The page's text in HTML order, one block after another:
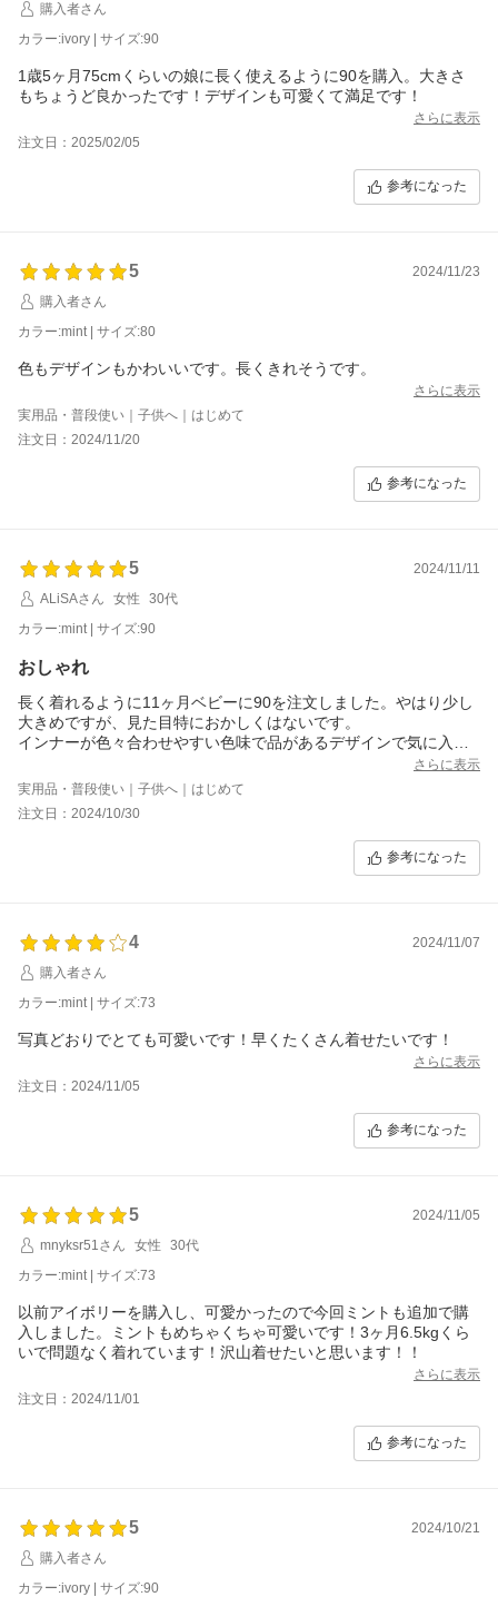
購入者さん
カラー:ivory | サイズ:90
1歳5ヶ月75cmくらいの娘に長く使えるように90を購入。大きさ
もちょうど良かったです！デザインも可愛くて満足です！
さらに表示
注文日：2025/02/05
参考になった
5
2024/11/23
購入者さん
カラー:mint | サイズ:80
色もデザインもかわいいです。長くきれそうです。
さらに表示
実用品・普段使い｜子供へ｜はじめて
注文日：2024/11/20
参考になった
5
2024/11/11
ALiSAさん
女性
30代
カラー:mint | サイズ:90
おしゃれ
長く着れるように11ヶ月ベビーに90を注文しました。やはり少し
大きめですが、見た目特におかしくはないです。
インナーが色々合わせやすい色味で品があるデザインで気に入っ
ています！生地的に一年通して使えるものだなと思います。さらに表示
実用品・普段使い｜子供へ｜はじめて
注文日：2024/10/30
参考になった
4
2024/11/07
購入者さん
カラー:mint | サイズ:73
写真どおりでとても可愛いです！早くたくさん着せたいです！
さらに表示
注文日：2024/11/05
参考になった
5
2024/11/05
mnyksr51さん
女性
30代
カラー:mint | サイズ:73
以前アイボリーを購入し、可愛かったので今回ミントも追加で購
入しました。ミントもめちゃくちゃ可愛いです！3ヶ月6.5kgくら
いで問題なく着れています！沢山着せたいと思います！！
さらに表示
注文日：2024/11/01
参考になった
5
2024/10/21
購入者さん
カラー:ivory | サイズ:90